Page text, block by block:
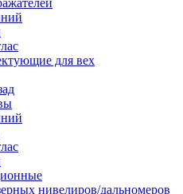
для вех
нивелиров/дальномеров